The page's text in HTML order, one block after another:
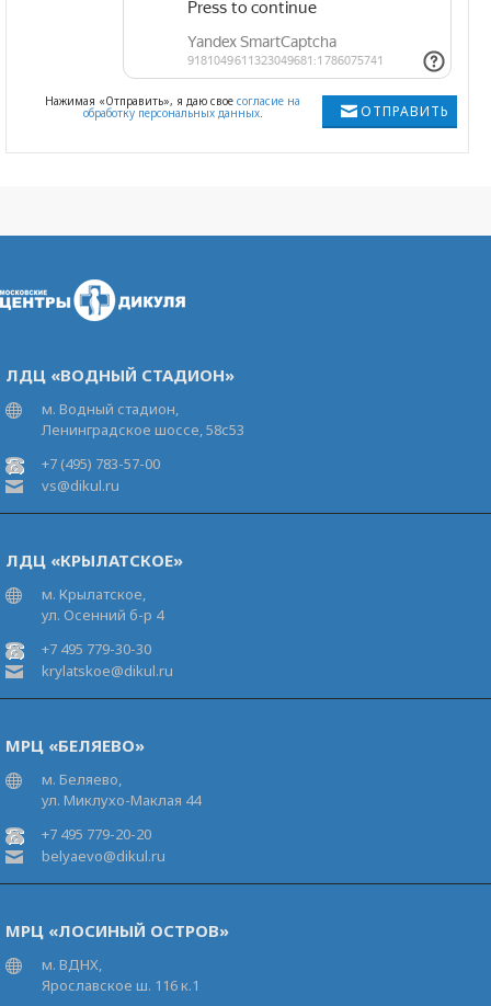
ОТПРАВИТЬ
Нажимая «Отправить», я даю свое согласие на
обработку персональных данных.
ЛДЦ «ВОДНЫЙ СТАДИОН»
м. Водный стадион,
Ленинградское шоссе, 58с53
+7 (495) 783-57-00
vs@dikul.ru
ЛДЦ «КРЫЛАТСКОЕ»
м. Крылатское,
ул. Осенний б-р 4
+7 495 779-30-30
krylatskoe@dikul.ru
МРЦ «БЕЛЯЕВО»
м. Беляево,
ул. Миклухо-Маклая 44
+7 495 779-20-20
belyaevo@dikul.ru
МРЦ «ЛОСИНЫЙ ОСТРОВ»
м. ВДНХ,
Ярославское ш. 116 к.1